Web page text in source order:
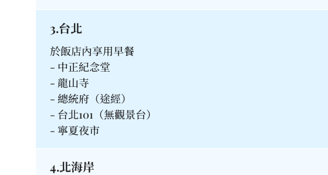
3.台北
於飯店內享用早餐
- 中正紀念堂
- 龍山寺
- 總統府（途經）
- 台北101（無觀景台）
- 寧夏夜市
4.北海岸